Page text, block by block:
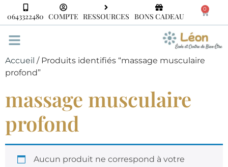
0643322480 COMPTE RESSOURCES BONS CADEAU
0
Accueil / Produits identifiés “massage musculaire
profond”
massage musculaire
profond
Aucun produit ne correspond à votre